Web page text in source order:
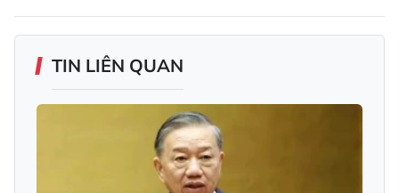
TIN LIÊN QUAN